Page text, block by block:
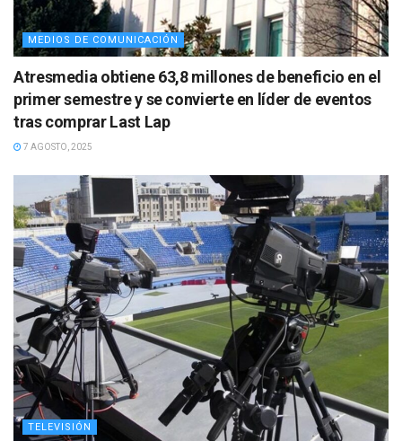
MEDIOS DE COMUNICACIÓN
Atresmedia obtiene 63,8 millones de beneficio en el
primer semestre y se convierte en líder de eventos
tras comprar Last Lap
7 AGOSTO, 2025
TELEVISIÓN